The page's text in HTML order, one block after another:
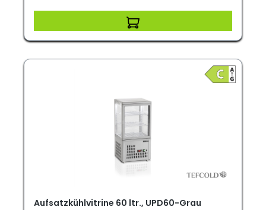
Aufsatzkühlvitrine 60 ltr., UPD60-Grau